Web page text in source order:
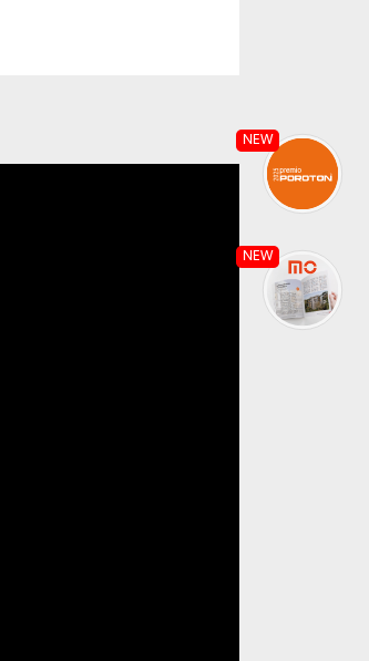
NEW
NEW